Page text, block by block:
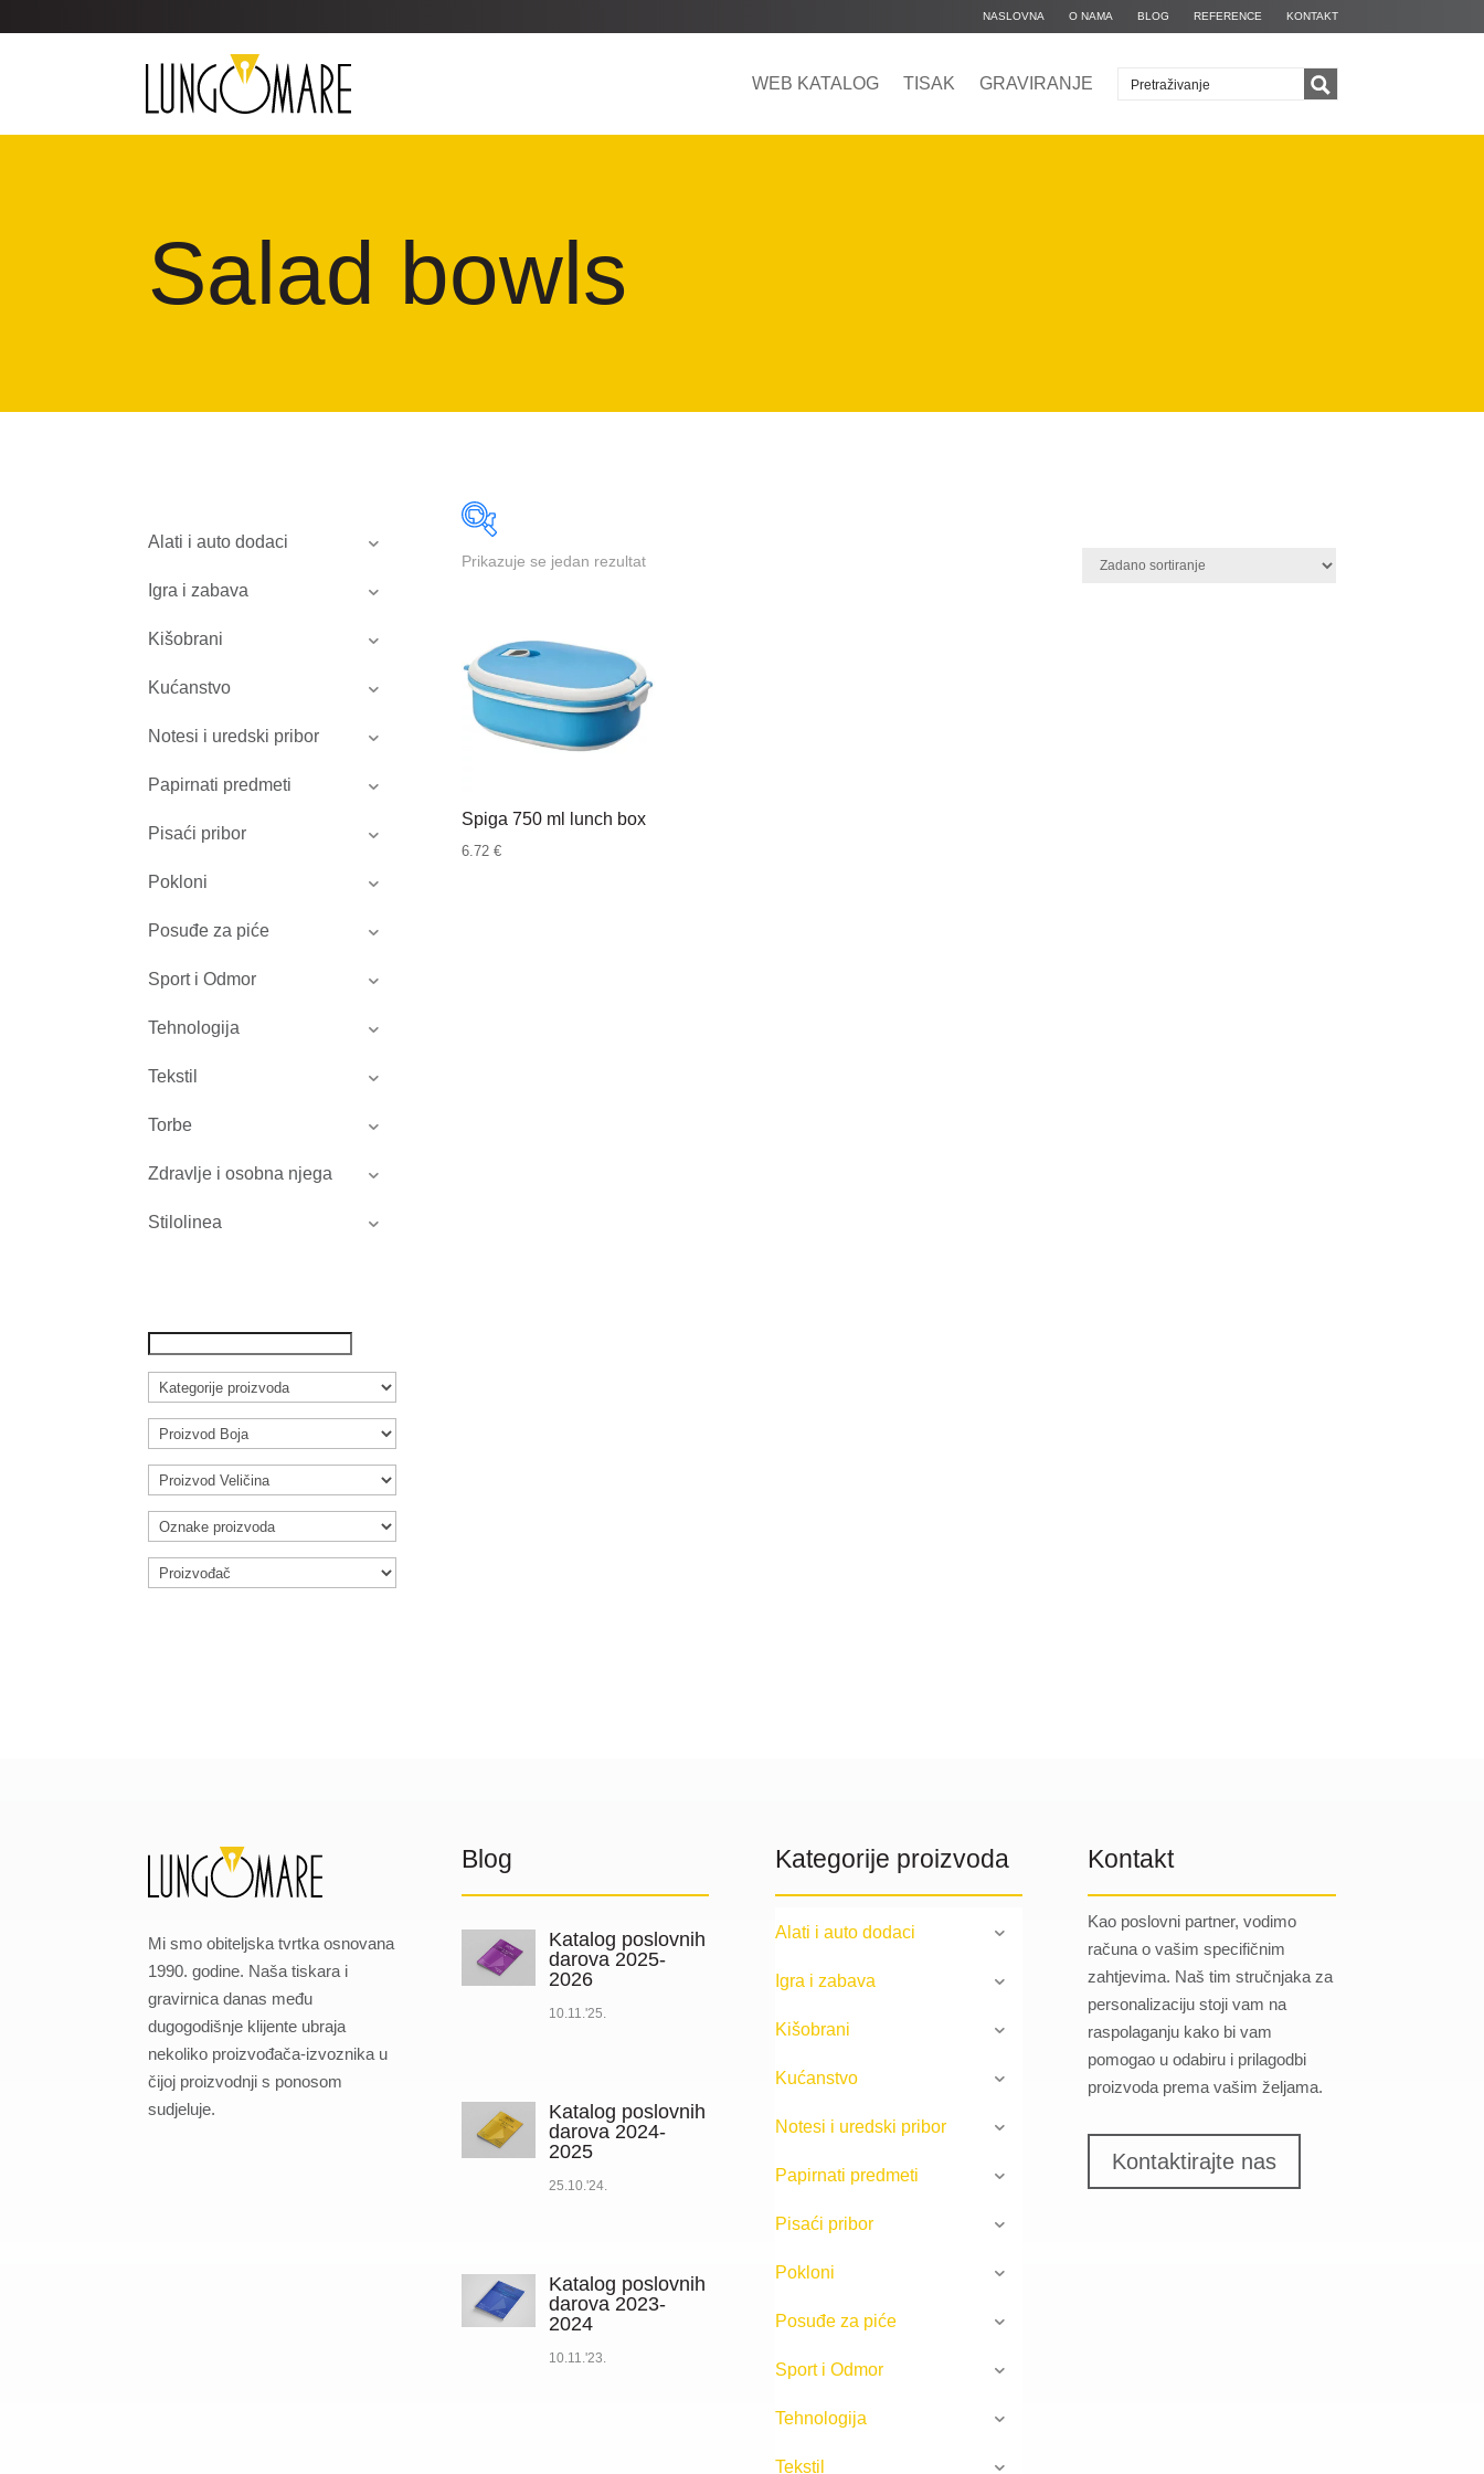
NASLOVNA O NAMA BLOG REFERENCE KONTAKT
WEB KATALOG TISAK GRAVIRANJE
Salad bowls
Alati i auto dodaci
Igra i zabava
Kišobrani
Kućanstvo
Notesi i uredski pribor
Papirnati predmeti
Pisaći pribor
Pokloni
Posuđe za piće
Sport i Odmor
Tehnologija
Tekstil
Torbe
Zdravlje i osobna njega
Stilolinea
Prikazuje se jedan rezultat
Spiga 750 ml lunch box
6.72 €
Mi smo obiteljska tvrtka osnovana
1990. godine. Naša tiskara i
gravirnica danas među
dugogodišnje klijente ubraja
nekoliko proizvođača-izvoznika u
čijoj proizvodnji s ponosom
sudjeluje.
Blog
Katalog poslovnih
darova 2025-
2026
10.11.'25.
Katalog poslovnih
darova 2024-
2025
25.10.'24.
Katalog poslovnih
darova 2023-
2024
10.11.'23.
Kategorije proizvoda
Alati i auto dodaci
Igra i zabava
Kišobrani
Kućanstvo
Notesi i uredski pribor
Papirnati predmeti
Pisaći pribor
Pokloni
Posuđe za piće
Sport i Odmor
Tehnologija
Tekstil
Kontakt
Kao poslovni partner, vodimo
računa o vašim specifičnim
zahtjevima. Naš tim stručnjaka za
personalizaciju stoji vam na
raspolaganju kako bi vam
pomogao u odabiru i prilagodbi
proizvoda prema vašim željama.
Kontaktirajte nas